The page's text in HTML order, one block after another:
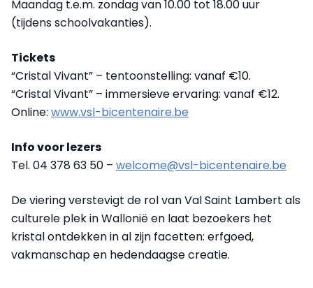
Maandag t.e.m. zondag van 10.00 tot 18.00 uur
(tijdens schoolvakanties).
Tickets
“Cristal Vivant” – tentoonstelling: vanaf €10.
“Cristal Vivant” – immersieve ervaring: vanaf €12.
Online: www.vsl-bicentenaire.be
Info voor lezers
Tel. 04 378 63 50 – welcome@vsl-bicentenaire.be
De viering verstevigt de rol van Val Saint Lambert als
culturele plek in Wallonië en laat bezoekers het
kristal ontdekken in al zijn facetten: erfgoed,
vakmanschap en hedendaagse creatie.